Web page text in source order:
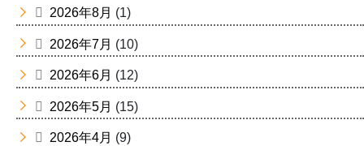
2026年8月 (1)
2026年7月 (10)
2026年6月 (12)
2026年5月 (15)
2026年4月 (9)